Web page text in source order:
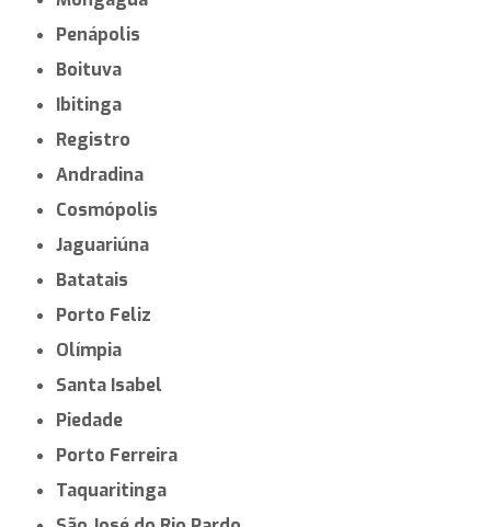
Penápolis
Boituva
Ibitinga
Registro
Andradina
Cosmópolis
Jaguariúna
Batatais
Porto Feliz
Olímpia
Santa Isabel
Piedade
Porto Ferreira
Taquaritinga